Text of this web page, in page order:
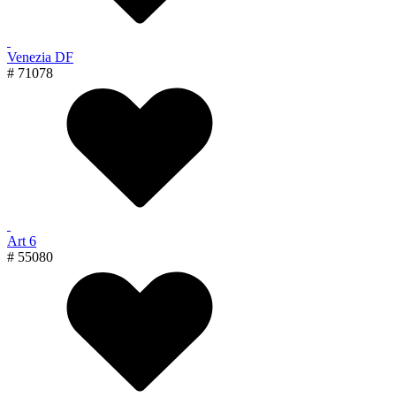
Venezia DF
# 71078
Art 6
# 55080